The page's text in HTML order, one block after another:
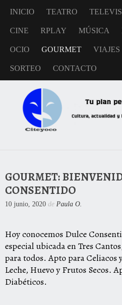
INICIO TEATRO
CINE RPLAY MÚSICA
OCIO GOURMET VIAJES
SORTEO CONTACTO
GOURMET:
CONSENTIDO
10 junio, 2020 de Paula O.
Hoy conocemos Dulce
especial ubicada en Tres
para todos. Apto para Celiacos
Leche, Huevo y Frutos Secos.
Diabéticos.